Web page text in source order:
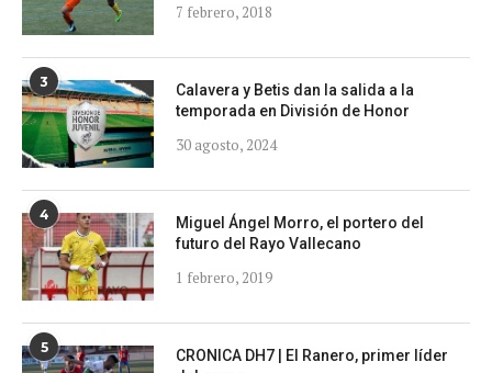
7 febrero, 2018
3
Calavera y Betis dan la salida a la
temporada en División de Honor
30 agosto, 2024
4
Miguel Ángel Morro, el portero del
futuro del Rayo Vallecano
1 febrero, 2019
5
CRONICA DH7 | El Ranero, primer líder